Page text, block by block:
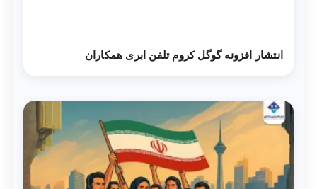
انتشار افزونه گوگل کروم تلفن ابری همکاران